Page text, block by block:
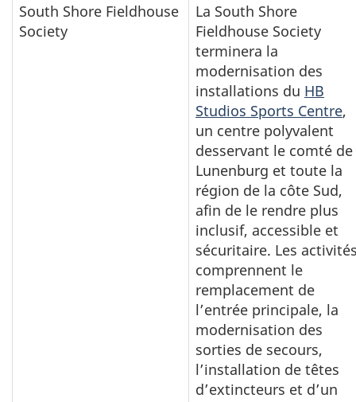
South Shore Fieldhouse
Society
La South Shore
Fieldhouse Society
terminera la
modernisation des
installations du HB
Studios Sports Centre,
un centre polyvalent
desservant le comté de
Lunenburg et toute la
région de la côte Sud,
afin de le rendre plus
inclusif, accessible et
sécuritaire. Les
comprennent le
remplacement de
l’entrée principale, la
modernisation des
sorties de secours,
l’installation de têtes
d’extincteurs et d’un